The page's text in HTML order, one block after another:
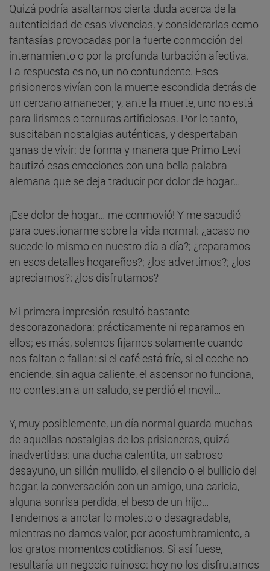
Quizá podría asaltarnos cierta duda acerca de la
autenticidad de esas vivencias, y considerarlas como
fantasías provocadas por la fuerte conmoción del
internamiento o por la profunda turbación afectiva.
La respuesta es no, un no contundente. Esos
prisioneros vivían con la muerte escondida detrás de
un cercano amanecer; y, ante la muerte, uno no está
para lirismos o ternuras artificiosas. Por lo tanto,
suscitaban nostalgias auténticas, y despertaban
ganas de vivir; de forma y manera que Primo Levi
bautizó esas emociones con una bella palabra
alemana que se deja traducir por dolor de hogar…
¡Ese dolor de hogar… me conmovió! Y me sacudió
para cuestionarme sobre la vida normal: ¿acaso no
sucede lo mismo en nuestro día a día?; ¿reparamos
en esos detalles hogareños?; ¿los advertimos?; ¿los
apreciamos?; ¿los disfrutamos?
Mi primera impresión resultó bastante
descorazonadora: prácticamente ni reparamos en
ellos; es más, solemos fijarnos solamente cuando
nos faltan o fallan: si el café está frío, si el coche no
enciende, sin agua caliente, el ascensor no funciona,
no contestan a un saludo, se perdió el movil…
Y, muy posiblemente, un día normal guarda muchas
de aquellas nostalgias de los prisioneros, quizá
inadvertidas: una ducha calentita, un sabroso
desayuno, un sillón mullido, el silencio o el bullicio del
hogar, la conversación con un amigo, una caricia,
alguna sonrisa perdida, el beso de un hijo…
Tendemos a anotar lo molesto o desagradable,
mientras no damos valor, por acostumbramiento, a
los gratos momentos cotidianos. Si así fuese,
resultaría un negocio ruinoso: hoy no los disfrutamos